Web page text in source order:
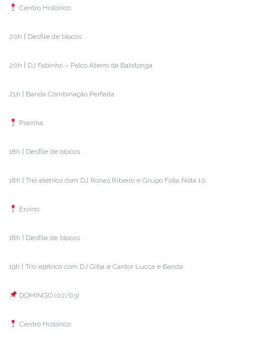
Centro Histórico:
20h | Desfile de blocos
20h | DJ Fabinho – Palco Aterro da Babitonga
21h | Banda Combinação Perfeita
Prainha:
18h | Desfile de blocos
18h | Trio elétrico com DJ Ronas Ribeiro e Grupo Folia Nota 10
Ervino:
18h | Desfile de blocos
19h | Trio elétrico com DJ Giba e Cantor Lucca e Banda
DOMINGO (02/03)
Centro Histórico: